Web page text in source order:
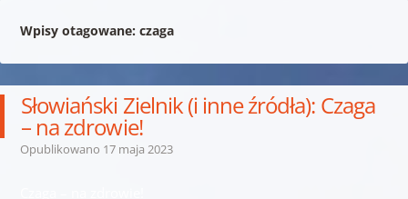
Wpisy otagowane: czaga
Słowiański Zielnik (i inne źródła): Czaga
– na zdrowie!
Opublikowano 17 maja 2023